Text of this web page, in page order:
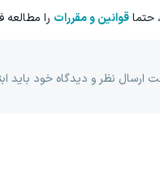
حتماقوانین و مقررات را مطالعه
ارسال نظر و دیدگاه خود باید